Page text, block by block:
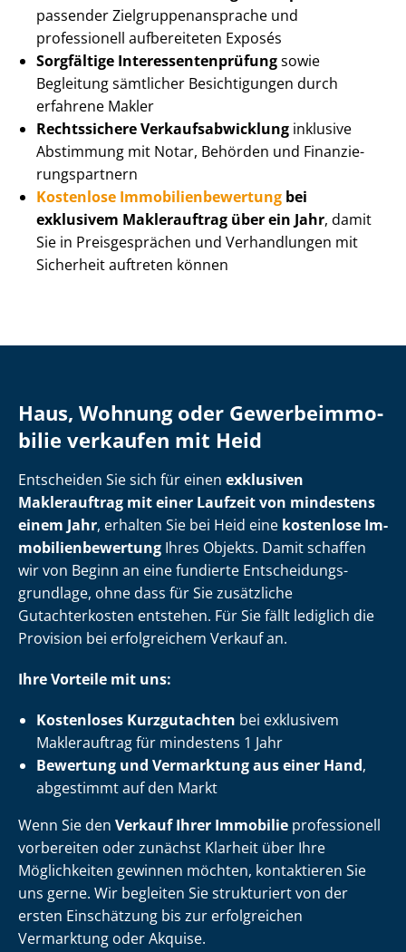
passender Ziel­grup­pen­an­spra­che und
professionell aufbereiteten Exposés
Sorgfältige In­ter­es­sen­ten­prü­fungsowie
Begleitung sämtlicher Besichtigungen durch
erfahrene Makler
Rechtssichere Ver­kaufs­ab­wick­lung inklusive
Abstimmung mit Notar, Behörden und Fi­nan­zie­
rungs­part­nern
Kostenlose Im­mo­bi­li­en­be­wer­tung bei
exklusivem Maklerauftrag über ein Jahr, damit
Sie in Preisgesprächen und Verhandlungen mit
Sicherheit auftreten können
Haus, Wohnung oder Ge­wer­be­im­mo­
bi­lie verkaufen mit Heid
Entscheiden Sie sich für einen exklusiven
Maklerauftrag mit einer Laufzeit von mindestens
einem Jahr, erhalten Sie bei Heid eine kostenlose Im­
mo­bi­li­en­be­wer­tung Ihres Objekts. Damit schaffen
wir von Beginn an eine fundierte Ent­schei­dungs­
grund­la­ge, ohne dass für Sie zusätzliche
Gutachterkosten entstehen. Für Sie fällt lediglich die
Provision bei erfolgreichem Verkauf an.
Ihre Vorteile mit uns:
Kostenloses Kurzgutachten bei exklusivem
Maklerauftrag für mindestens 1 Jahr
Bewertung und Vermarktung aus einer Hand,
abgestimmt auf den Markt
Wenn Sie den Verkauf Ihrer Immobilie professionell
vorbereiten oder zunächst Klarheit über Ihre
Möglichkeiten gewinnen möchten, kontaktieren Sie
uns gerne. Wir begleiten Sie strukturiert von der
ersten Einschätzung bis zur erfolgreichen
Vermarktung oder Akquise.